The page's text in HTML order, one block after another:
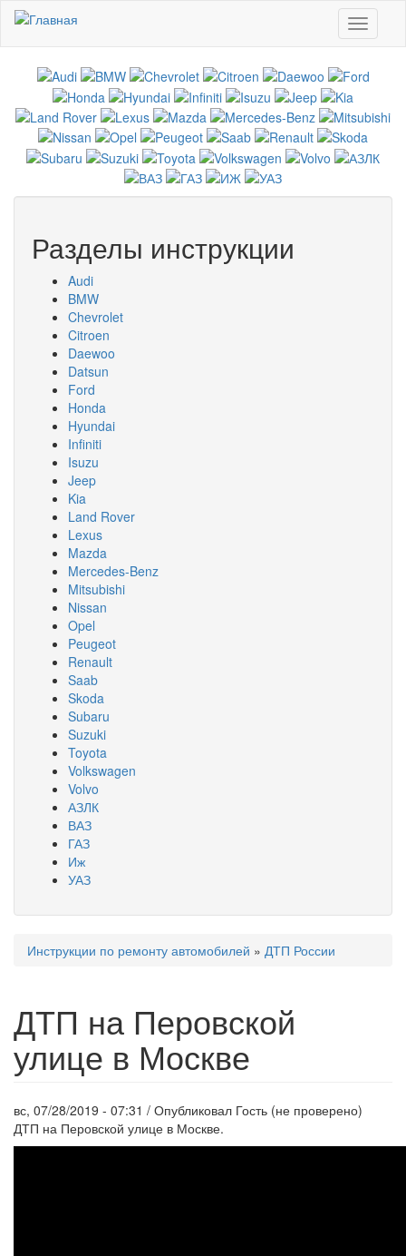
Перейти к основному содержанию
Toggle
Разделы инструкции
Audi
BMW
Chevrolet
Citroen
Daewoo
Datsun
Ford
Honda
Hyundai
Infiniti
Isuzu
Jeep
Kia
Land Rover
Lexus
Mazda
Mercedes-Benz
Mitsubishi
Nissan
Opel
Peugeot
Renault
Saab
Skoda
Subaru
Suzuki
Toyota
Volkswagen
Volvo
АЗЛК
ВАЗ
ГАЗ
Иж
УАЗ
Вы здесь
Инструкции по ремонту автомобилей » ДТП России
ДТП на Перовской
улице в Москве
вс, 07/28/2019 - 07:31 / Опубликовал Гость (не проверено)
ДТП на Перовской улице в Москве.